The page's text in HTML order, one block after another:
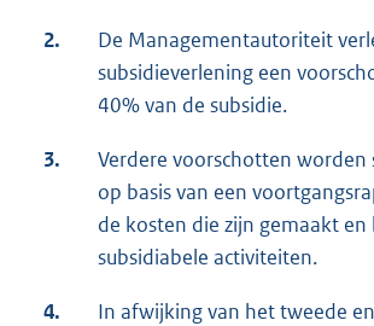
2.
De Managementautoriteit
subsidieverlening een
40% van de subsidie.
3.
Verdere voorschotten worden
op basis van een
de kosten die zijn gemaakt
subsidiabele activiteiten.
4.
In afwijking van het tweede